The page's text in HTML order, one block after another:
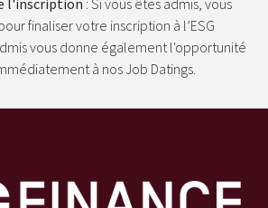
l'inscription : Si vous êtes admis, vous
finaliser votre inscription à l’ESG
vous donne également l'opportunité
à nos Job Datings.